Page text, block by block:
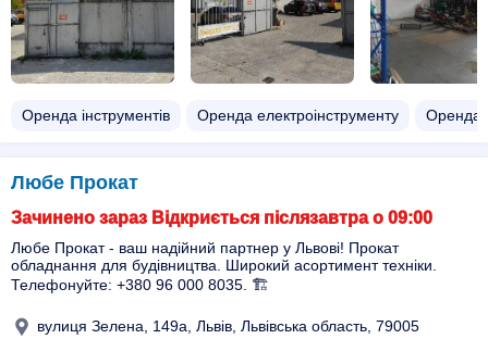
Оренда інструментів Оренда електроінструменту Оренда
Любе Прокат
Зачинено зараз Відкриється післязавтра о 09:00
Любе Прокат - ваш надійний партнер у Львові! Прокат
обладнання для будівництва. Широкий асортимент техніки.
Телефонуйте: +380 96 000 8035. 🏗️
вулиця Зелена, 149а, Львів, Львівська область, 79005